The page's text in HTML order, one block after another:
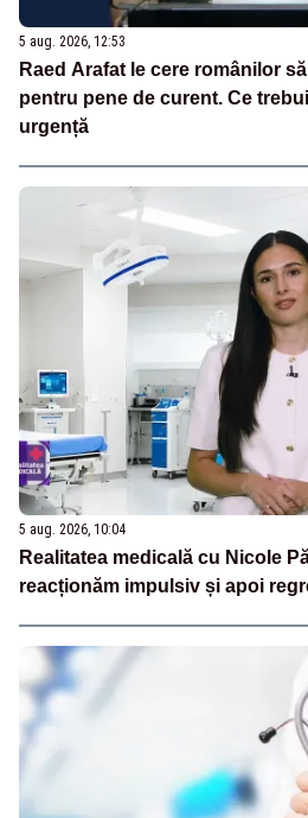
5 aug. 2026, 12:53
Raed Arafat le cere românilor
pentru pene de curent. Ce
urgență
5 aug. 2026, 10:04
Realitatea medicală cu Nicole
reacționăm impulsiv și apoi